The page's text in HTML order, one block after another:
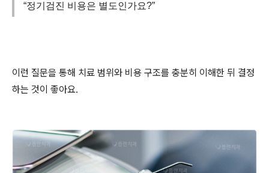
“정기검진 비용은 별도인가요?”
이런 질문을 통해 치료 범위와 비용 구조를 충분히 이해한 뒤 결정
하는 것이 좋아요.